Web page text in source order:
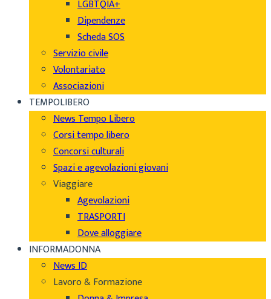
LGBTQIA+
Dipendenze
Scheda SOS
Servizio civile
Volontariato
Associazioni
TEMPOLIBERO
News Tempo Libero
Corsi tempo libero
Concorsi culturali
Spazi e agevolazioni giovani
Viaggiare
Agevolazioni
TRASPORTI
Dove alloggiare
INFORMADONNA
News ID
Lavoro & Formazione